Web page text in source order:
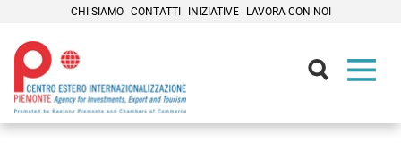
CHI SIAMO CONTATTI INIZIATIVE LAVORA CON NOI